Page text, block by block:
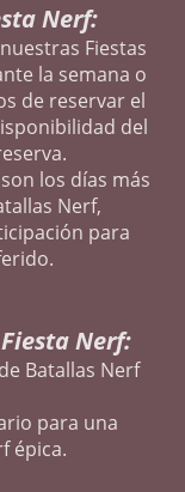
Nerf:
Fiestas
la semana o
de reservar el
del
los días más
Nerf,
para
Nerf:
Batallas Nerf
para una
épica.